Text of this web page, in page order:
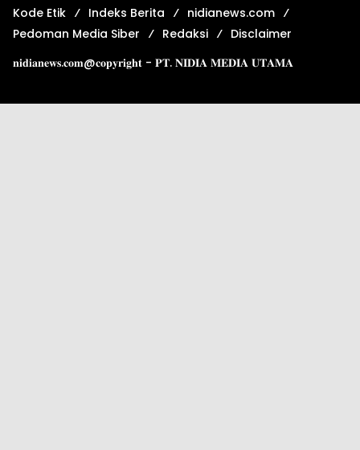
Kode Etik Indeks Berita
nidianews.com
Pedoman Media Siber
Redaksi
Disclaimer
𝐧𝐢𝐝𝐢𝐚𝐧𝐞𝐰𝐬.𝐜𝐨𝐦@𝐜𝐨𝐩𝐲𝐫𝐢𝐠𝐡𝐭 - 𝐏𝐓. 𝐍𝐈𝐃𝐈𝐀 𝐌𝐄𝐃𝐈𝐀 𝐔𝐓𝐀𝐌𝐀